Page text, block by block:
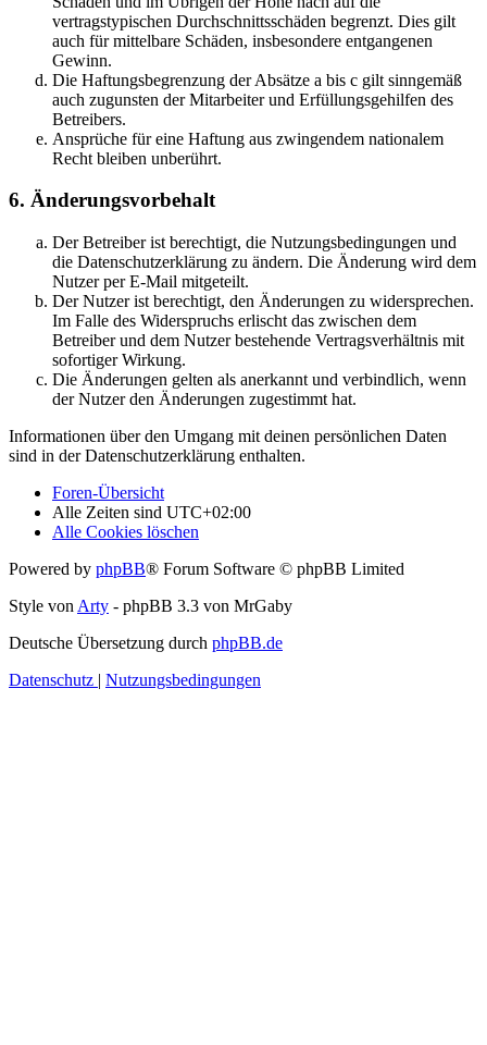
vertragstypischen Durchschnittsschäden begrenzt. Dies gilt
auch für mittelbare Schäden, insbesondere entgangenen
Gewinn.
Die Haftungsbegrenzung der Absätze a bis c gilt sinngemäß
auch zugunsten der Mitarbeiter und Erfüllungsgehilfen des
Betreibers.
Ansprüche für eine Haftung aus zwingendem nationalem
Recht bleiben unberührt.
6. Änderungsvorbehalt
Der Betreiber ist berechtigt, die Nutzungsbedingungen und
die Datenschutzerklärung zu ändern. Die Änderung wird dem
Nutzer per E-Mail mitgeteilt.
Der Nutzer ist berechtigt, den Änderungen zu widersprechen.
Im Falle des Widerspruchs erlischt das zwischen dem
Betreiber und dem Nutzer bestehende Vertragsverhältnis mit
sofortiger Wirkung.
Die Änderungen gelten als anerkannt und verbindlich, wenn
der Nutzer den Änderungen zugestimmt hat.
Informationen über den Umgang mit deinen persönlichen Daten
sind in der Datenschutzerklärung enthalten.
Foren-Übersicht
Alle Zeiten sind UTC+02:00
Alle Cookies löschen
Powered by phpBB® Forum Software © phpBB Limited
Style von Arty - phpBB 3.3 von MrGaby
Deutsche Übersetzung durch phpBB.de
Datenschutz | Nutzungsbedingungen